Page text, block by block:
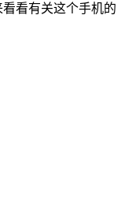
看有关这个手机的